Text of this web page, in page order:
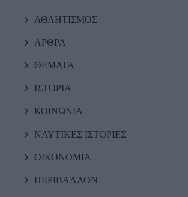
ΑΘΛΗΤΙΣΜΟΣ
ΑΡΘΡΑ
ΘΕΜΑΤΑ
ΙΣΤΟΡΙΑ
ΚΟΙΝΩΝΙΑ
ΝΑΥΤΙΚΕΣ ΙΣΤΟΡΙΕΣ
ΟΙΚΟΝΟΜΙΑ
ΠΕΡΙΒΑΛΛΟΝ